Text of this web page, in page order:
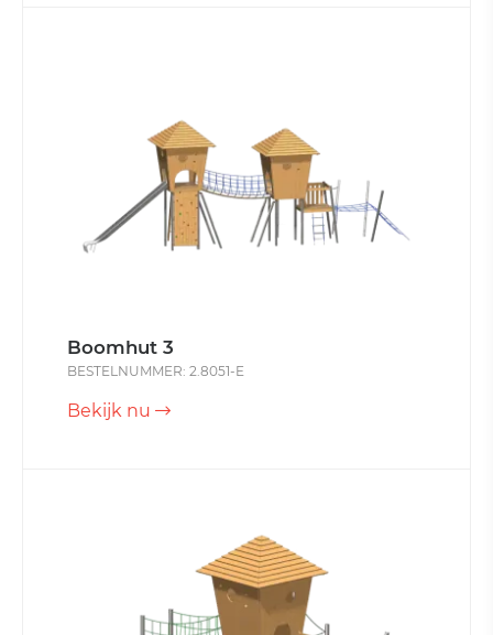
Boomhut 3
BESTELNUMMER: 2.8051-E
Bekijk nu